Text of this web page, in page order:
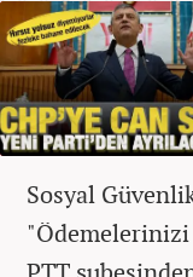
Sosyal
"Ödemelerinizi